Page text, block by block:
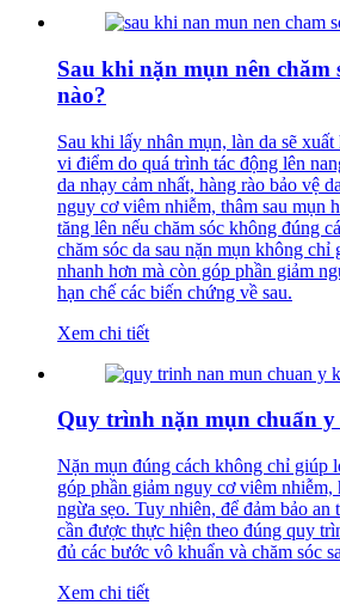
Sau khi nặn mụn nên chăm
nào?
Sau khi lấy nhân mụn, làn da sẽ
vi điểm do quá trình tác động lên
da nhạy cảm nhất, hàng rào bảo vệ
nguy cơ viêm nhiễm, thâm sau mụn
tăng lên nếu chăm sóc không đúng
chăm sóc da sau nặn mụn không
nhanh hơn mà còn góp phần giảm
hạn chế các biến chứng về sau.
Xem chi tiết
Quy trình nặn mụn chuẩn
Nặn mụn đúng cách không chỉ giúp
góp phần giảm nguy cơ viêm nhiễm,
ngừa sẹo. Tuy nhiên, để đảm bảo an
cần được thực hiện theo đúng quy
đủ các bước vô khuẩn và chăm sóc
Xem chi tiết